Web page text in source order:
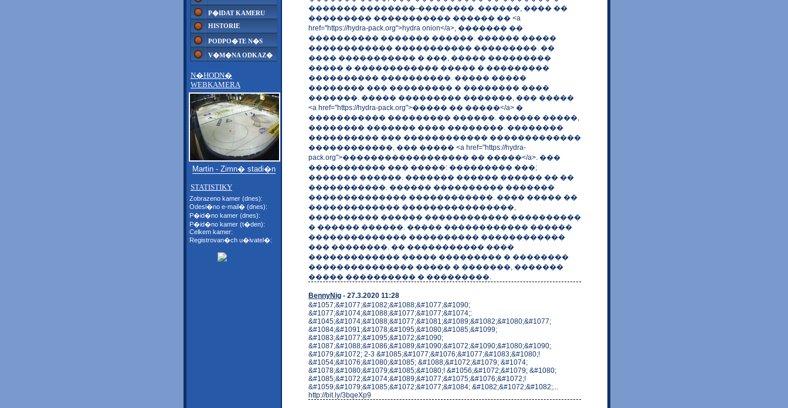
P�IDAT KAMERU
HISTORIE
PODPO�TE N�S
V�M�NA ODKAZ�
N�HODN�
WEBKAMERA
Martin - Zimn� stadi�n
STATISTIKY
Zobrazeno kamer (dnes):
Odesl�no e-mail� (dnes):
P�id�no kamer (dnes):
P�id�no kamer (t�den):
Celkem kamer:
Registrovan�ch u�ivatel�:
������� ��������-��������. ������, ���� ��
��������� ����������� ������ �� <a
href="https://hydra-pack.org">hydra onion</a>, ������� ��
���������� ������� ������. ������ �����
������������ ����������� ���������. ��
���� ����������� � ���, ����� ���������
����� � ������������ ����� � ���������
���������� ����������. ����� �����
�������� ��� ��������� � �������� ����
�������. ����� ��������� �������, ��� �����
<a href="https://hydra-pack.org">����� �� �����</a> �
����������� ��������� ������. ������ �����,
�������� ������� ���� ��������. ��������
���������� ��� ������������ �������������
������������, ��� ����� <a href="https://hydra-
pack.org">������������������ �� �����</a>. ���
����������� ��� �����: ��������� ���;
������� ������. ������� ������ ������ �� ��
�����������. ������ ���������� �������
�������������� ������������. ���� ����� ��
������������� ����������������,
���������� ������ ������������ ����������
� ������ ������. ����� ������������ ������
�������������� ���������� ������������
��� ��������. �� ����������� ����
������������� ����� ��������� � ��������
��������������� ����� � �������, �������
����� ���������� � ���������.
BennyNig - 27.3.2020 11:28
&#1057;&#1077;&#1082;&#1088;&#1077;&#1090;
&#1077;&#1074;&#1088;&#1077;&#1077;&#1074;:
&#1045;&#1074;&#1088;&#1077;&#1081;&#1089;&#1082;&#1080;&#1077;
&#1084;&#1091;&#1078;&#1095;&#1080;&#1085;&#1099;
&#1083;&#1077;&#1095;&#1072;&#1090;
&#1087;&#1088;&#1086;&#1089;&#1090;&#1072;&#1090;&#1080;&#1090;
&#1079;&#1072; 2-3 &#1085;&#1077;&#1076;&#1077;&#1083;&#1080;!
&#1054;&#1076;&#1080;&#1085; &#1088;&#1072;&#1079; &#1074;
&#1078;&#1080;&#1079;&#1085;&#1080;! &#1056;&#1072;&#1079; &#1080;
&#1085;&#1072;&#1074;&#1089;&#1077;&#1075;&#1076;&#1072;!
&#1059;&#1079;&#1085;&#1072;&#1077;&#1084; &#1082;&#1072;&#1082;...
http://bit.ly/3bqeXp9